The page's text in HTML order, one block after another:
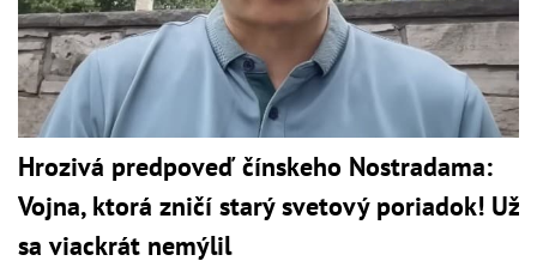
Hrozivá predpoveď čínskeho Nostradama:
Vojna, ktorá zničí starý svetový poriadok! Už
sa viackrát nemýlil